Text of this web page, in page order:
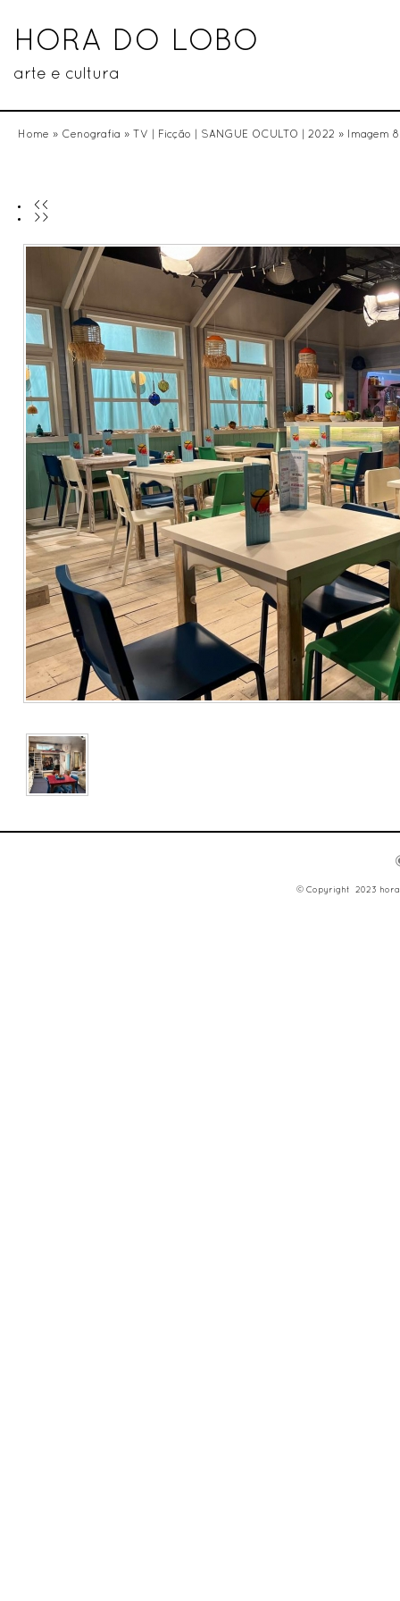
HORA DO LOBO
arte e cultura
Home » Cenografia » TV | Ficção | SANGUE OCULTO | 2022 » Imagem
<<
>>
© Copyright 2023